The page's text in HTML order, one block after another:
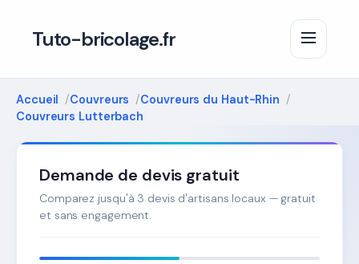
Tuto-bricolage.fr
Accueil Couvreurs
Couvreurs du Haut-Rhin
Couvreurs Lutterbach
Demande de devis gratuit
Comparez jusqu'à 3 devis d'artisans locaux — gratuit
et sans engagement.